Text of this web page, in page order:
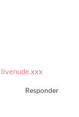
livenude.xxx
Responder